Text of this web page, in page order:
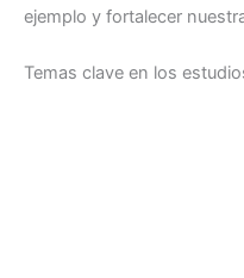
ejemplo y fortalecer
Temas clave en los